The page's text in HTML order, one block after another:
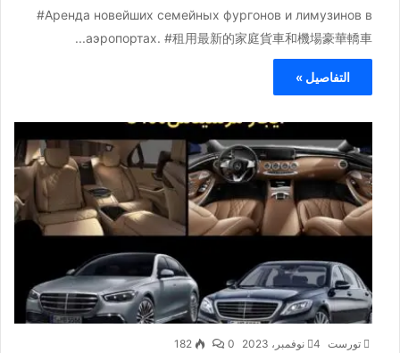
#Аренда новейших семейных фургонов и лимузинов в
аэропортах. #租用最新的家庭貨車和機場豪華轎車...
التفاصيل »
تورست 4 نوفمبر، 2023 0
182